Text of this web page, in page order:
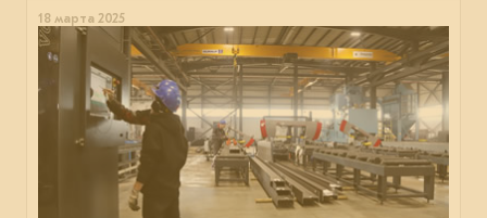
18 марта 2025